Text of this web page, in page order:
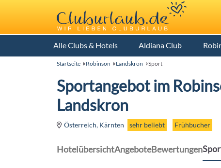
Alle Clubs & Hotels Aldiana Club
Startseite Robinson Landskron Sport
Sportangebot im
Landskron
Österreich, Kärnten sehr beliebt Frühbucher
HotelübersichtAngeboteBewertungen